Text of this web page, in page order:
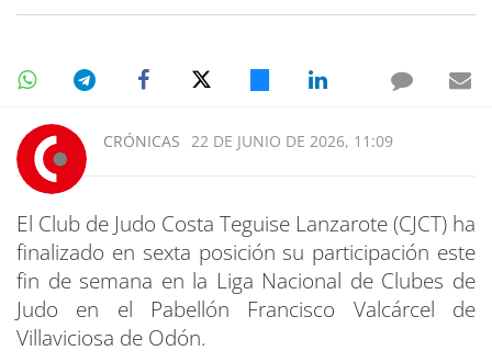
CRÓNICAS 22 DE JUNIO DE 2026, 11:09
El Club de Judo Costa Teguise Lanzarote (CJCT) ha
finalizado en sexta posición su participación este
fin de semana en la Liga Nacional de Clubes de
Judo en el Pabellón Francisco Valcárcel de
Villaviciosa de Odón.